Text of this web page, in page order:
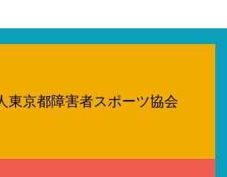
東京都障害者スポーツ協会